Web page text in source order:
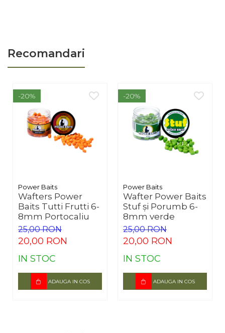
Recomandari
-20%
Power Baits
Wafters Power
Baits Tutti Frutti 6-
8mm Portocaliu
25,00 RON
20,00 RON
IN STOC
ADAUGA IN COS
-20%
Power Baits
Wafter Power Baits
Stuf și Porumb 6-
8mm verde
25,00 RON
20,00 RON
IN STOC
ADAUGA IN COS